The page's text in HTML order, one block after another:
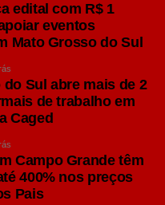
edital com R$ 1
eventos
Mato Grosso do Sul
Sul abre mais de 2
de trabalho em
Caged
Campo Grande têm
400% nos preços
Pais